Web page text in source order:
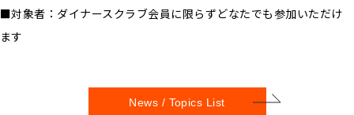
■対象者：ダイナースクラブ会員に限らずどなたでも参加いただけ
ます
News / Topics List